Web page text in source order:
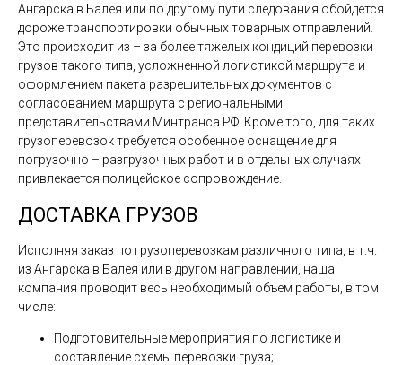
Ангарска в Балея или по другому пути следования обойдется
дороже транспортировки обычных товарных отправлений.
Это происходит из – за более тяжелых кондиций перевозки
грузов такого типа, усложненной логистикой маршрута и
оформлением пакета разрешительных документов с
согласованием маршрута с региональными
представительствами Минтранса РФ. Кроме того, для таких
грузоперевозок требуется особенное оснащение для
погрузочно – разгрузочных работ и в отдельных случаях
привлекается полицейское сопровождение.
ДОСТАВКА ГРУЗОВ
Исполняя заказ по грузоперевозкам различного типа, в т.ч.
из Ангарска в Балея или в другом направлении, наша
компания проводит весь необходимый объем работы, в том
числе:
Подготовительные мероприятия по логистике и
составление схемы перевозки груза;